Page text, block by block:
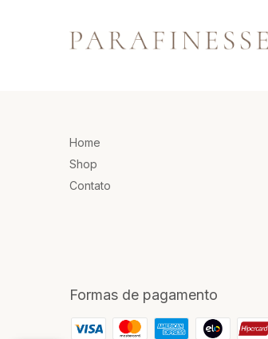
Home
Shop
Contato
Formas de pagamento